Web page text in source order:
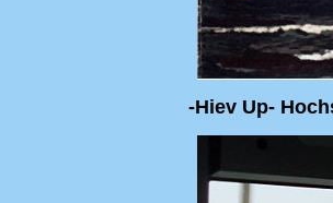
-Hiev Up-